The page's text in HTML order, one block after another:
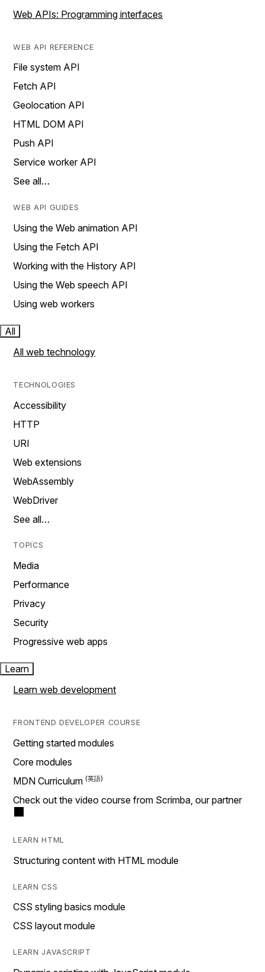
Web APIs: Programming interfaces
WEB API REFERENCE
File system API
Fetch API
Geolocation API
HTML DOM API
Push API
Service worker API
See all…
WEB API GUIDES
Using the Web animation API
Using the Fetch API
Working with the History API
Using the Web speech API
Using web workers
All
All web technology
TECHNOLOGIES
Accessibility
HTTP
URI
Web extensions
WebAssembly
WebDriver
See all…
TOPICS
Media
Performance
Privacy
Security
Progressive web apps
Learn
Learn web development
FRONTEND DEVELOPER COURSE
Getting started modules
Core modules
MDN Curriculum
Check out the video course from Scrimba, our partner
LEARN HTML
Structuring content with HTML module
LEARN CSS
CSS styling basics module
CSS layout module
LEARN JAVASCRIPT